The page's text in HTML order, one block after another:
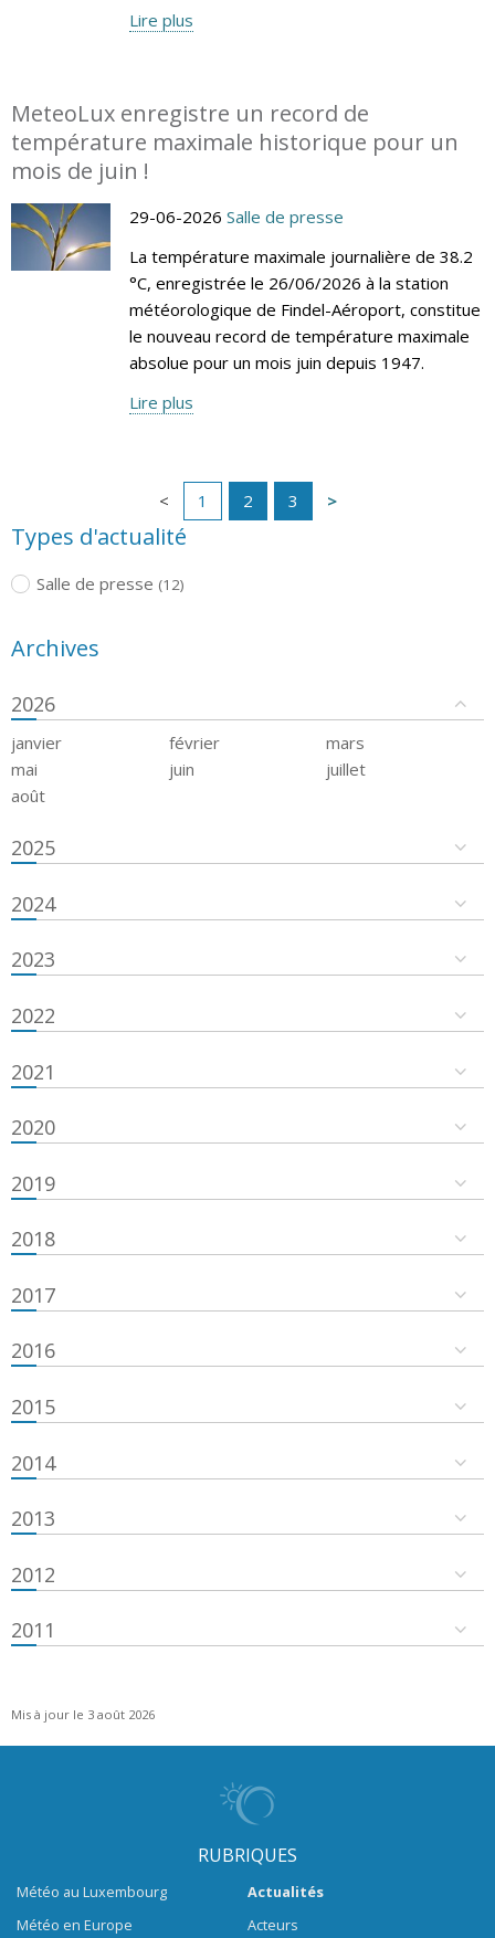
Lire plus
MeteoLux enregistre un record de
température maximale historique pour un
mois de juin !
29-06-2026 Salle de presse
La température maximale journalière de 38.2
°C, enregistrée le 26/06/2026 à la station
météorologique de Findel-Aéroport, constitue
le nouveau record de température maximale
absolue pour un mois juin depuis 1947.
Lire plus
1 2 3
Types d'actualité
Salle de presse (12)
Archives
2026
janvier février
mars
mai
juin
juillet
août
2025
2024
2023
2022
2021
2020
2019
2018
2017
2016
2015
2014
2013
2012
2011
Mis à jour le 3 août 2026
RUBRIQUES
Météo au Luxembourg
Météo en Europe
Actualités
Acteurs